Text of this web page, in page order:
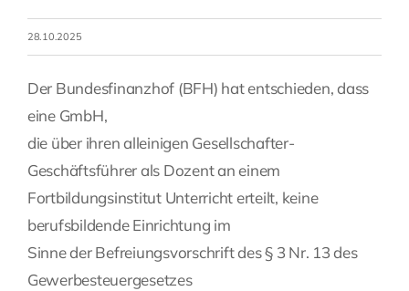
Stellenangebote
Fragen Sie Ihre Kanzlei
28.10.2025
Der Bundesfinanzhof (BFH) hat entschieden, dass
eine GmbH,
die über ihren alleinigen Gesellschafter-
Geschäftsführer als Dozent an einem
Fortbildungsinstitut Unterricht erteilt, keine
berufsbildende Einrichtung im
Sinne der Befreiungsvorschrift des § 3 Nr. 13 des
Gewerbesteuergesetzes